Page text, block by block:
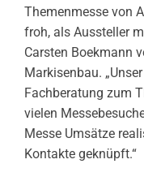
Themenmesse von
froh, als Aussteller
Carsten Boekmann
Markisenbau.
Fachberatung zum
vielen
Messe Umsätze
Kontakte geknüpft.“